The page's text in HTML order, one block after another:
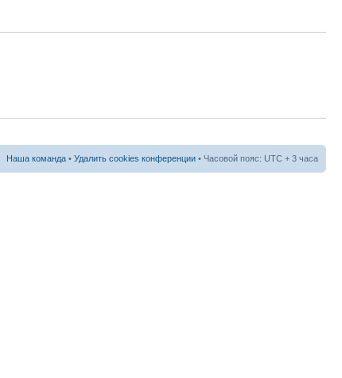
Наша команда • Удалить cookies конференции • Часовой пояс: UTC + 3 часа